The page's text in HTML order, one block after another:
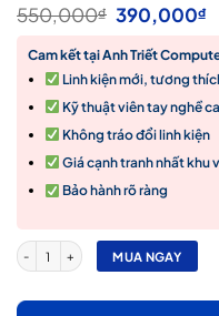
550,000₫ Giá
gốc
là:
550,000₫.
390,000₫
Cam kết tại Anh Triết
Linh kiện mới, tương
Kỹ thuật viên tay nghề
Không tráo đổi linh kiện
Giá cạnh tranh nhất khu
Bảo hành rõ ràng
Thay Bàn Phím Laptop Giá Tốt Nhất
MUA NGAY